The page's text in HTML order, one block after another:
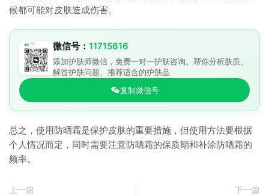
候都可能对皮肤造成伤害。
微信号： 11715616
添加护肤师微信，免费一对一护肤咨询。帮你分析肤质、
解答护肤问题、推荐适合的护肤品
复制微信号
总之，使用防晒霜是保护皮肤的重要措施，但使用方法要根据
个人情况而定，同时需要注意防晒霜的保质期和补涂防晒霜的
频率。
上一篇
下一篇